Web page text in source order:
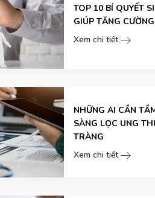
TOP 10 BÍ QUYẾT
GIÚP TĂNG
Xem chi tiết
NHỮNG AI CẦN
SÀNG LỌC UNG
TRÀNG
Xem chi tiết